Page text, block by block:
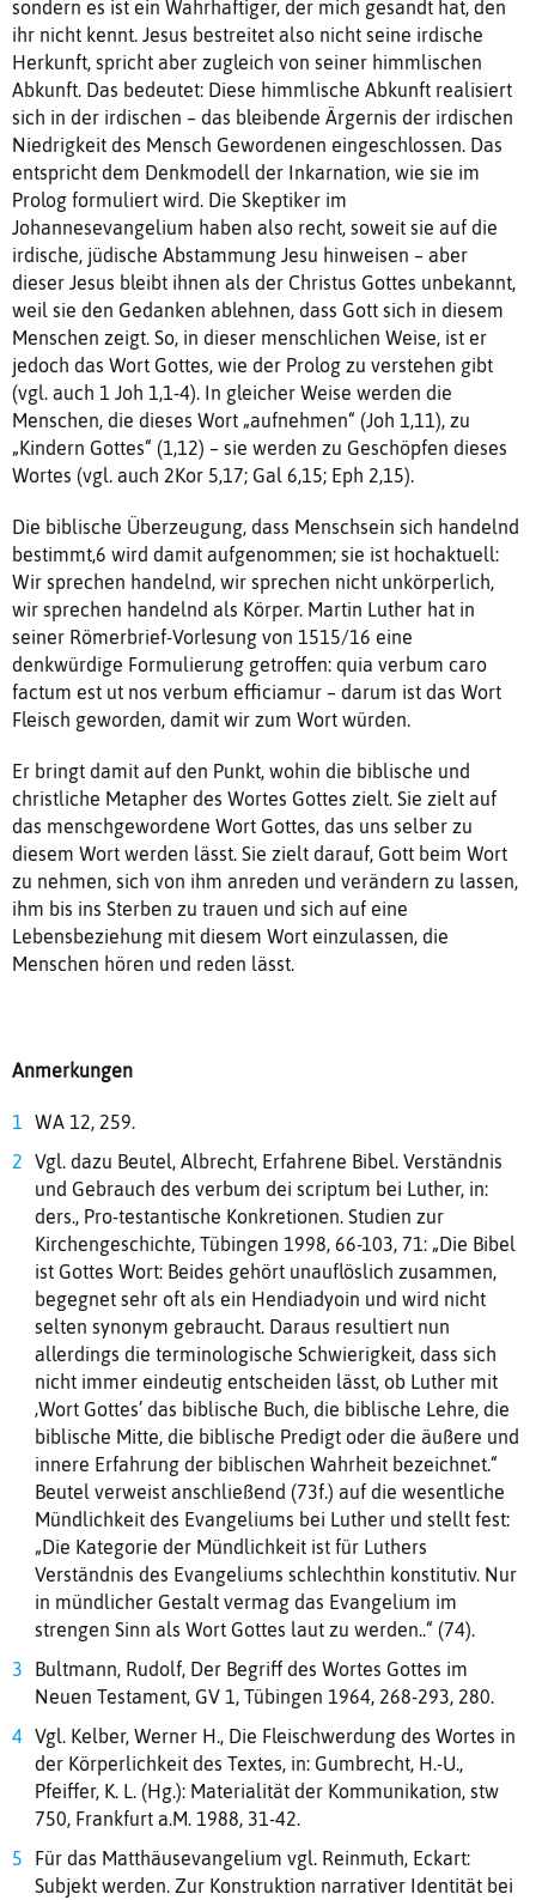
sondern es ist ein Wahrhaftiger, der mich gesandt hat, den
ihr nicht kennt. Jesus bestreitet also nicht seine irdische
Herkunft, spricht aber zugleich von seiner himmlischen
Abkunft. Das bedeutet: Diese himmlische Abkunft realisiert
sich in der irdischen – das bleibende Ärgernis der irdischen
Niedrigkeit des Mensch Gewordenen eingeschlossen. Das
entspricht dem Denkmodell der Inkarnation, wie sie im
Prolog formuliert wird. Die Skeptiker im
Johannesevangelium haben also recht, soweit sie auf die
irdische, jüdische Abstammung Jesu hinweisen – aber
dieser Jesus bleibt ihnen als der Christus Gottes unbekannt,
weil sie den Gedanken ablehnen, dass Gott sich in diesem
Menschen zeigt. So, in dieser menschlichen Weise, ist er
jedoch das Wort Gottes, wie der Prolog zu verstehen gibt
(vgl. auch 1 Joh 1,1-4). In gleicher Weise werden die
Menschen, die dieses Wort „aufnehmen“ (Joh 1,11), zu
„Kindern Gottes“ (1,12) – sie werden zu Geschöpfen dieses
Wortes (vgl. auch 2Kor 5,17; Gal 6,15; Eph 2,15).
Die biblische Überzeugung, dass Menschsein sich handelnd
bestimmt,6 wird damit aufgenommen; sie ist hochaktuell:
Wir sprechen handelnd, wir sprechen nicht unkörperlich,
wir sprechen handelnd als Körper. Martin Luther hat in
seiner Römerbrief-Vorlesung von 1515/16 eine
denkwürdige Formulierung getroffen: quia verbum caro
factum est ut nos verbum efficiamur – darum ist das Wort
Fleisch geworden, damit wir zum Wort würden.
Er bringt damit auf den Punkt, wohin die biblische und
christliche Metapher des Wortes Gottes zielt. Sie zielt auf
das menschgewordene Wort Gottes, das uns selber zu
diesem Wort werden lässt. Sie zielt darauf, Gott beim Wort
zu nehmen, sich von ihm anreden und verändern zu lassen,
ihm bis ins Sterben zu trauen und sich auf eine
Lebensbeziehung mit diesem Wort einzulassen, die
Menschen hören und reden lässt.
Anmerkungen
WA 12, 259.
Vgl. dazu Beutel, Albrecht, Erfahrene Bibel. Verständnis
und Gebrauch des verbum dei scriptum bei Luther, in:
ders., Pro-testantische Konkretionen. Studien zur
Kirchengeschichte, Tübingen 1998, 66-103, 71: „Die Bibel
ist Gottes Wort: Beides gehört unauflöslich zusammen,
begegnet sehr oft als ein Hendiadyoin und wird nicht
selten synonym gebraucht. Daraus resultiert nun
allerdings die terminologische Schwierigkeit, dass sich
nicht immer eindeutig entscheiden lässt, ob Luther mit
‚Wort Gottes’ das biblische Buch, die biblische Lehre, die
biblische Mitte, die biblische Predigt oder die äußere und
innere Erfahrung der biblischen Wahrheit bezeichnet.“
Beutel verweist anschließend (73f.) auf die wesentliche
Mündlichkeit des Evangeliums bei Luther und stellt fest:
„Die Kategorie der Mündlichkeit ist für Luthers
Verständnis des Evangeliums schlechthin konstitutiv. Nur
in mündlicher Gestalt vermag das Evangelium im
strengen Sinn als Wort Gottes laut zu werden..“ (74).
Bultmann, Rudolf, Der Begriff des Wortes Gottes im
Neuen Testament, GV 1, Tübingen 1964, 268-293, 280.
Vgl. Kelber, Werner H., Die Fleischwerdung des Wortes in
der Körperlichkeit des Textes, in: Gumbrecht, H.-U.,
Pfeiffer, K. L. (Hg.): Materialität der Kommunikation, stw
750, Frankfurt a.M. 1988, 31-42.
Für das Matthäusevangelium vgl. Reinmuth, Eckart:
Subjekt werden. Zur Konstruktion narrativer Identität bei